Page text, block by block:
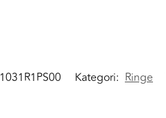
1031R1PS00 Kategori: Ringe